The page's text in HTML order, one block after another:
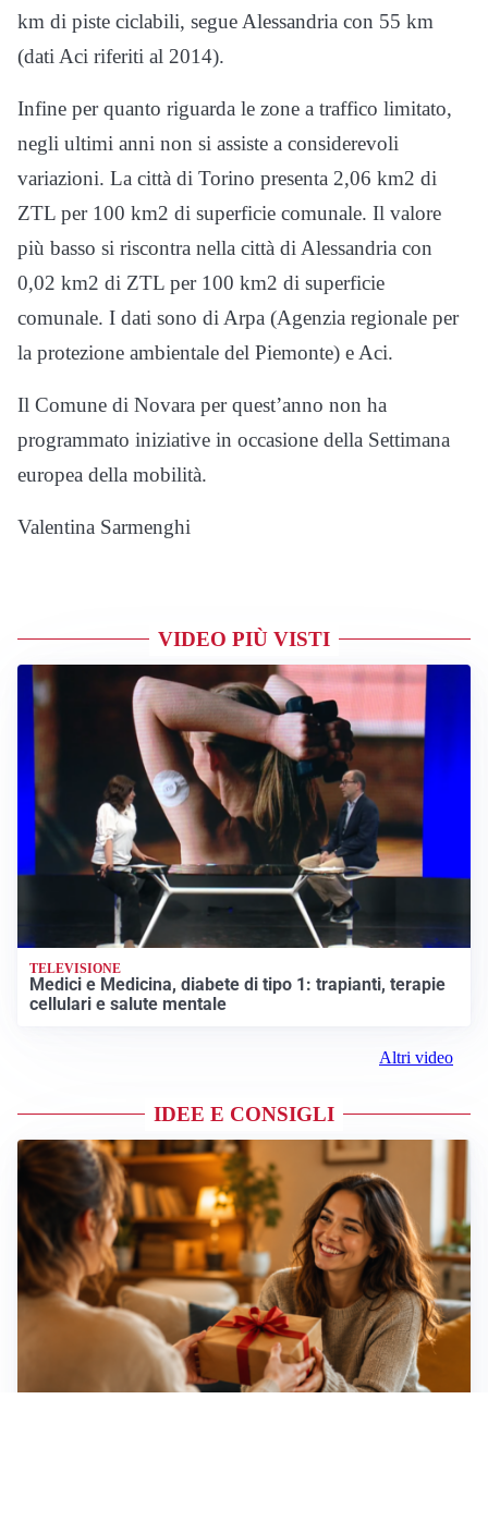
km di piste ciclabili, segue Alessandria con 55 km
(dati Aci riferiti al 2014).
Infine per quanto riguarda le zone a traffico limitato,
negli ultimi anni non si assiste a considerevoli
variazioni. La città di Torino presenta 2,06 km2 di
ZTL per 100 km2 di superficie comunale. Il valore
più basso si riscontra nella città di Alessandria con
0,02 km2 di ZTL per 100 km2 di superficie
comunale. I dati sono di Arpa (Agenzia regionale per
la protezione ambientale del Piemonte) e Aci.
Il Comune di Novara per quest’anno non ha
programmato iniziative in occasione della Settimana
europea della mobilità.
Valentina Sarmenghi
VIDEO PIÙ VISTI
TELEVISIONE
Medici e Medicina, diabete di tipo 1: trapianti, terapie
cellulari e salute mentale
Altri video
IDEE E CONSIGLI